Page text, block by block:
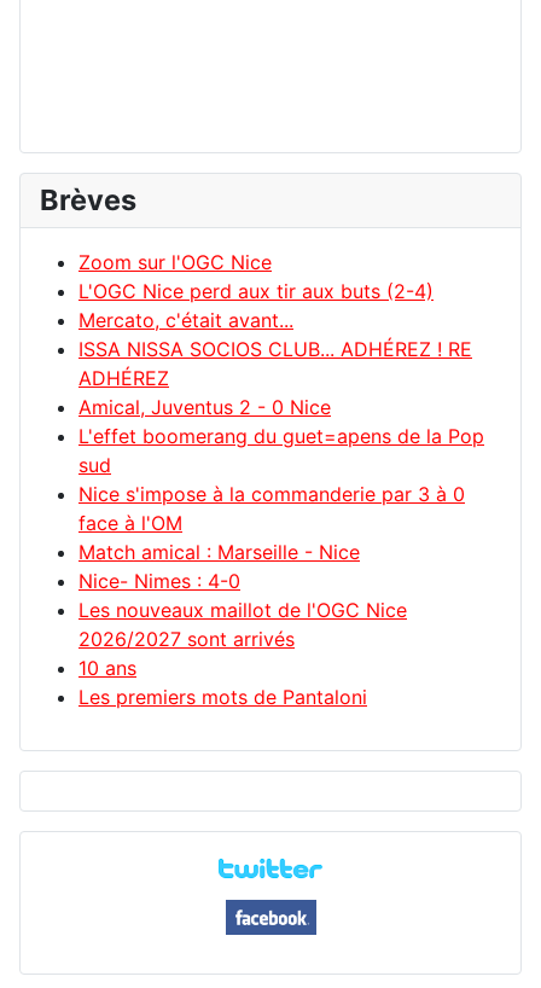
Brèves
Zoom sur l'OGC Nice
L'OGC Nice perd aux tir aux buts (2-4)
Mercato, c'était avant...
ISSA NISSA SOCIOS CLUB... ADHÉREZ ! RE
ADHÉREZ
Amical, Juventus 2 - 0 Nice
L'effet boomerang du guet=apens de la Pop
sud
Nice s'impose à la commanderie par 3 à 0
face à l'OM
Match amical : Marseille - Nice
Nice- Nimes : 4-0
Les nouveaux maillot de l'OGC Nice
2026/2027 sont arrivés
10 ans
Les premiers mots de Pantaloni